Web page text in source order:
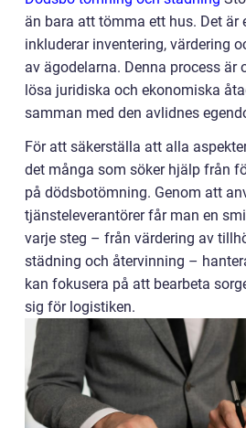
än bara att tömma ett hus. Det är
inkluderar inventering, värdering
av ägodelarna. Denna process
lösa juridiska och ekonomiska
samman med den avlidnes
För att säkerställa att alla
det många som söker hjälp från
på dödsbotömning. Genom att
tjänsteleverantörer får man en
varje steg – från värdering av
städning och återvinning –
kan fokusera på att bearbeta
sig för logistiken.